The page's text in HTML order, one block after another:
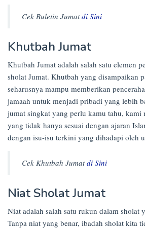
Cek Buletin Jumatdi Sini
Khutbah Jumat
Khutbah Jumat adalah salah satu elemen
sholat Jumat. Khutbah yang disampaikan
seharusnya mampu memberikan
jamaah untuk menjadi pribadi yang lebih
jumat singkat yang perlu kamu tahu, kami
yang tidak hanya sesuai dengan ajaran
dengan isu-isu terkini yang dihadapi oleh
Cek Khutbah Jumatdi Sini
Niat Sholat Jumat
Niat adalah salah satu rukun dalam sholat
Tanpa niat yang benar, ibadah sholat kita